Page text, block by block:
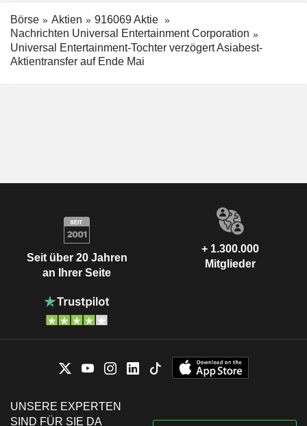
Börse Aktien
916069 Aktie
Nachrichten Universal Entertainment Corporation
Universal Entertainment-Tochter verzögert Asiabest-
Aktientransfer auf Ende Mai
Seit über 20 Jahren
an Ihrer Seite
+ 1.300.000
Mitglieder
UNSERE EXPERTEN
SIND FÜR SIE DA